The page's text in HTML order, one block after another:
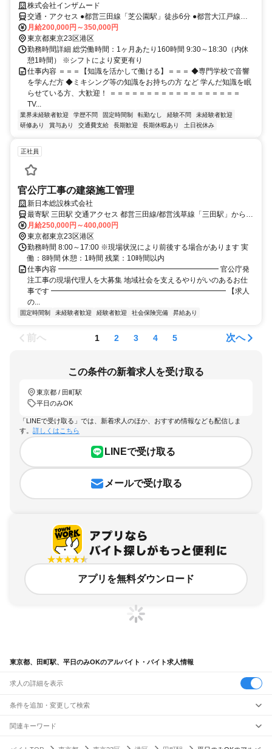
株式会社インザムード
交通・アクセス ●都営三田線「芝公園駅」徒歩6分 ●都営大江戸線
「赤羽橋駅」徒歩6分 ●都営浅草線「三田駅」徒歩9分 ●JR「田町駅」
徒歩11分
月給200,000円～350,000円
東京都東京23区港区
勤務時間詳細 総労働時間：1ヶ月あたり160時間 9:30～18:30（内休
憩1時間） ※シフトにより変更有り
仕事内容 ＝＝＝【知識を活かして働ける】＝＝＝ ◆専門学校で音響
を学んだ方 ◆ミキシング等の知識をお持ちの方 など 学んだ知識を眠
らせている方、大歓迎！ ＝＝＝＝＝＝＝＝＝＝＝＝＝＝＝＝＝＝
TV...
業界未経験者歓迎 学歴不問 固定時間制 転勤なし 経験不問
未経験者歓迎
研修あり
賞与あり 交通費支給 長期歓迎 長期休暇あり 土日祝休み
正社員
官公庁工事の建築施工管理
新日本総設株式会社
最寄駅 三田駅 交通アクセス 都営三田線/都営浅草線「三田駅」から徒
歩3分
月給250,000円～400,000円
東京都東京23区港区
勤務時間 8:00～17:00 ※現場状況により前後する場合があります 実
働：8時間 休憩：1時間 残業：10時間以内
仕事内容 ━━━━━━━━━━━━━━━━━━━━━━ 官公庁発
注工事の現場代理人を大募集 地域社会を支えるやりがいのあるお仕
事です ━━━━━━━━━━━━━━━━━━━━━━━━ 【求人
の...
固定時間制 未経験者歓迎 経験者歓迎 社会保険完備 昇給あり
前へ 1 2 3 4 5 次へ
この条件の新着求人を受け取る
東京都 / 田町駅
平日のみOK
「LINEで受け取る」では、新着求人のほか、おすすめ情報なども配信しま
す。 詳しくはこちら
LINEで受け取る
メールで受け取る
アプリを無料ダウンロード
東京都、田町駅、平日のみOKのアルバイト・バイト求人情報
求人の詳細を表示
条件を追加・変更して検索
市区町村を追加・変更
駅を追加・変更
関連キーワード